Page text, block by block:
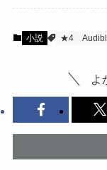
小説 ★4
よ